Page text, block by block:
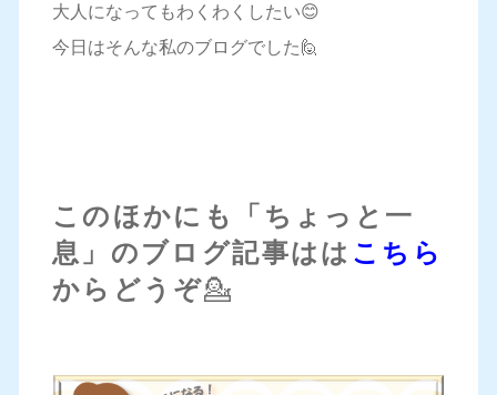
大人になってもわくわくしたい😊
今日はそんな私のブログでした🙋
このほかにも「ちょっと一
息」のブログ記事はは こちら
からどうぞ💁